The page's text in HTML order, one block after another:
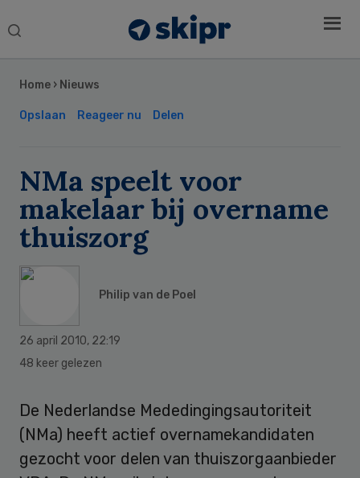
Search
Home › Nieuws
Opslaan Reageer nu Delen
NMa speelt voor
makelaar bij overname
thuiszorg
Philip van de Poel
26 april 2010, 22:19
48 keer gelezen
De Nederlandse Mededingingsautoriteit
(NMa) heeft actief overnamekandidaten
gezocht voor delen van thuiszorgaanbieder
Sidebar